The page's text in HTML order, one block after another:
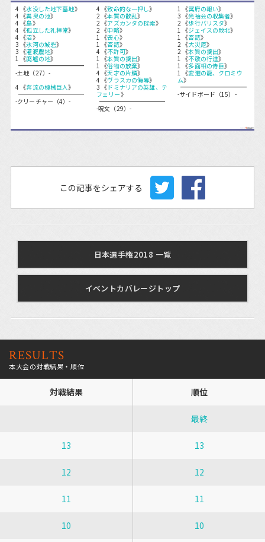
4 《水没した地下墓地》
4 《異臭の池》
4 《島》
4 《孤立した礼拝堂》
4 《沼》
3 《氷河の城砦》
3 《灌漑農地》
1 《廃墟の地》
-土地（27）-
4 《奔流の機械巨人》
-クリーチャー（4）-
4 《致命的な一押し》
2 《本質の散乱》
2 《アズカンタの探索》
2 《中略》
1 《喪心》
1 《否認》
4 《不許可》
1 《本質の摘出》
1 《俗物の放棄》
4 《天才の片鱗》
4 《ヴラスカの侮辱》
3 《ドミナリアの英雄、テ
フェリー》
-呪文（29）-
1 《冥府の報い》
3 《光袖会の収集者》
2 《歩行バリスタ》
1 《ジェイスの敗北》
1 《否認》
2 《大災厄》
2 《本質の摘出》
1 《不敬の行進》
1 《多面相の侍臣》
1 《変遷の龍、クロミウ
ム》
-サイドボード（15）-
この記事をシェアする
日本選手権2018 一覧
イベントカバレージトップ
RESULTS
本大会の対戦結果・順位
対戦結果 順位
最終
13 13
12 12
11 11
10 10